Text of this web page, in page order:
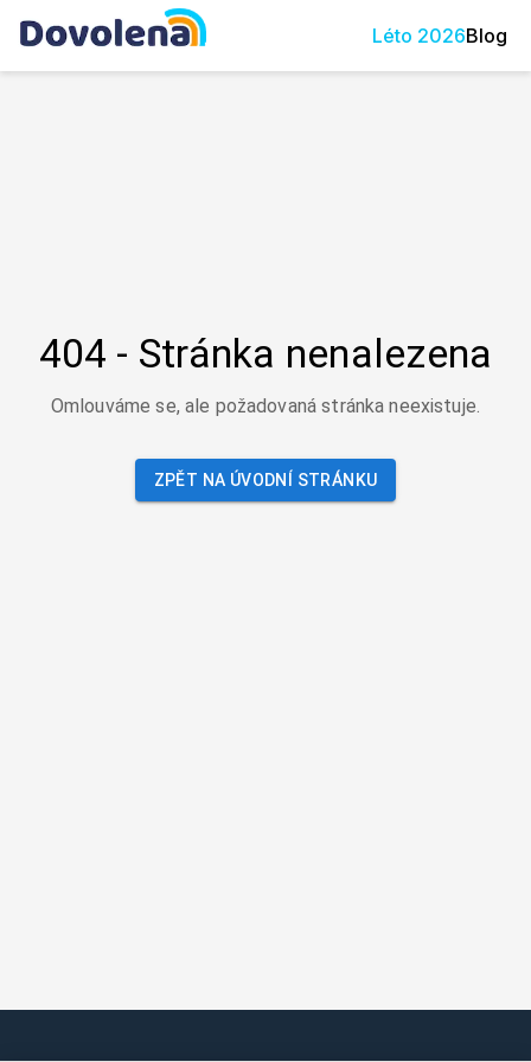
Léto 2026Blog
404 - Stránka nenalezena
Omlouváme se, ale požadovaná stránka neexistuje.
ZPĚT NA ÚVODNÍ STRÁNKU